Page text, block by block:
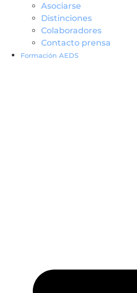
Asociarse
Distinciones
Colaboradores
Contacto prensa
Formación AEDS